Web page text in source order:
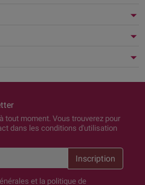
tout moment. Vous trouverez pour
dans les conditions d'utilisation
et la politique de